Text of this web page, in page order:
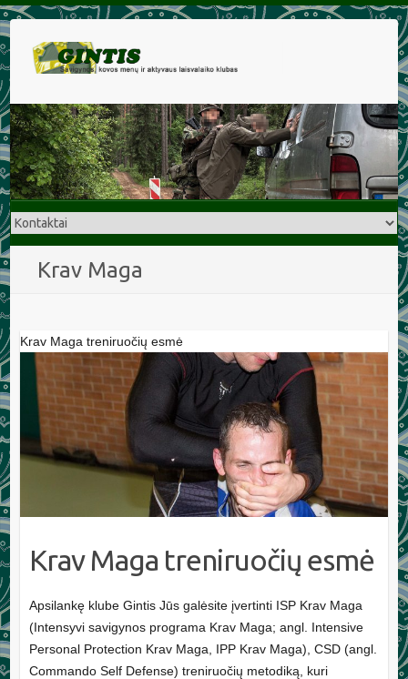
Krav Maga
Krav Maga treniruočių esmė
Krav Maga treniruočių esmė
Apsilankę klube Gintis Jūs galėsite įvertinti ISP Krav Maga
(Intensyvi savigynos programa Krav Maga; angl. Intensive
Personal Protection Krav Maga, IPP Krav Maga), CSD (angl.
Commando Self Defense) treniruočių metodiką, kuri